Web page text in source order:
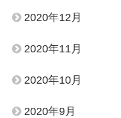
2020年12月
2020年11月
2020年10月
2020年9月